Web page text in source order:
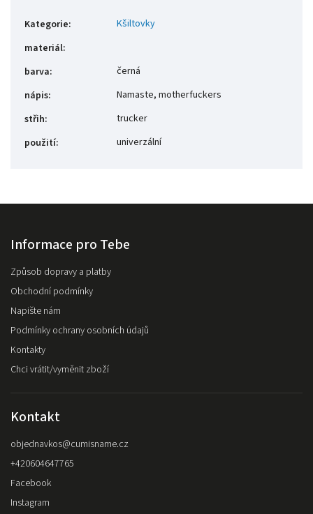
Kategorie:
Kšiltovky
materiál:
barva:
černá
nápis:
Namaste, motherfuckers
střih:
trucker
použití: univerzální
Informace pro Tebe
Způsob dopravy a platby
Obchodní podmínky
Napište nám
Podmínky ochrany osobních údajů
Kontakty
Chci vrátit/vyměnit zboží
Kontakt
objednavkos@cumisname.cz
+420604647765
Facebook
Instagram